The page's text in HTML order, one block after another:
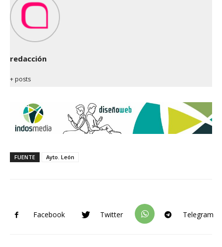
redacción
+ posts
FUENTE Ayto. León
Facebook Twitter Telegram